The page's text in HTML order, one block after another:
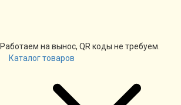
Работаем на вынос, QR коды не требуем.
Каталог товаров